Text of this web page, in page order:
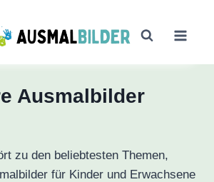
Ausmalbilder
zu den beliebtesten Themen,
für Kinder und Erwachsene